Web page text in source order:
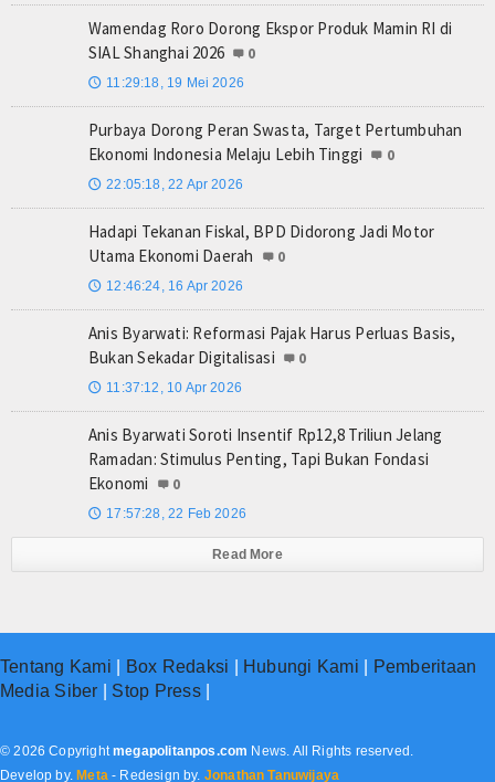
Wamendag Roro Dorong Ekspor Produk Mamin RI di
SIAL Shanghai 2026
0
🕔 11:29:18, 19 Mei 2026
Purbaya Dorong Peran Swasta, Target Pertumbuhan
Ekonomi Indonesia Melaju Lebih Tinggi
0
🕔 22:05:18, 22 Apr 2026
Hadapi Tekanan Fiskal, BPD Didorong Jadi Motor
Utama Ekonomi Daerah
0
🕔 12:46:24, 16 Apr 2026
Anis Byarwati: Reformasi Pajak Harus Perluas Basis,
Bukan Sekadar Digitalisasi
0
🕔 11:37:12, 10 Apr 2026
Anis Byarwati Soroti Insentif Rp12,8 Triliun Jelang
Ramadan: Stimulus Penting, Tapi Bukan Fondasi
Ekonomi
0
🕔 17:57:28, 22 Feb 2026
Read More
Tentang Kami Box Redaksi Hubungi Kami
Pemberitaan
Media Siber
Stop Press|
© 2026 Copyrightmegapolitanpos.com News. All Rights reserved.
Develop by. Meta- Redesign by. Jonathan Tanuwijaya